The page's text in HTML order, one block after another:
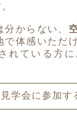
からない、
で体感いただ
れている方
見学会に参加す